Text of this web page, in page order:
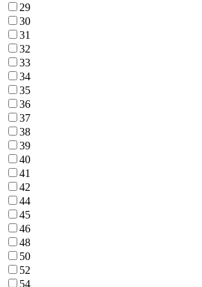
29
30
31
32
33
34
35
36
37
38
39
40
41
42
44
45
46
48
50
52
54